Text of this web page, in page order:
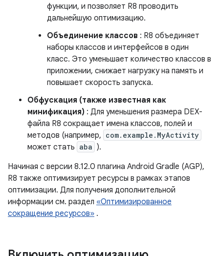
функции, и позволяет R8 проводить
дальнейшую оптимизацию.
Объединение классов : R8 объединяет
наборы классов и интерфейсов в один
класс. Это уменьшает количество классов в
приложении, снижает нагрузку на память и
повышает скорость запуска.
Обфускация (также известная как
минификация) : Для уменьшения размера DEX-
файла R8 сокращает имена классов, полей и
методов (например, com.example.MyActivity
может стать aba ).
Начиная с версии 8.12.0 плагина Android Gradle (AGP),
R8 также оптимизирует ресурсы в рамках этапов
оптимизации. Для получения дополнительной
информации см. раздел «Оптимизированное
сокращение ресурсов» .